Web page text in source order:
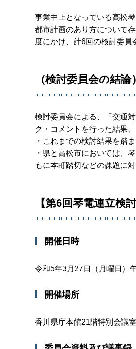
事業中止となっている高松
都市計画のあり方について
度にかけ、計6回の検討委員
（検討委員会の結論）
検討委員会による、「交通
ク・コメントを行った結果
・これまでの検討結果を踏
・県と高松市においては、
もに本町踏切などの課題に
【第6回琴電連立検
開催日時
令和5年3月27日（月曜日）
開催場所
香川県庁本館21階特別会議室